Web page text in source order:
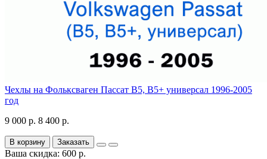
Чехлы на Фольксваген Пассат В5, В5+ универсал 1996-2005
год
9 000 р. 8 400 р.
В корзину Заказать
Ваша скидка: 600 р.